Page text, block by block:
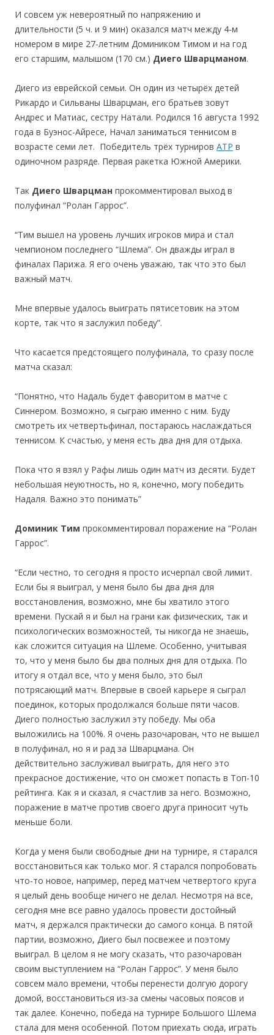
И совсем уж невероятный по напряжению и
длительности (5 ч. и 9 мин) оказался матч между 4-м
номером в мире 27-летним Домиником Тимом и на год
его старшим, малышом (170 см.) Диего Шварцманом.
Диего из еврейской семьи. Он один из четырёх детей
Рикардо и Сильваны Шварцман, его братьев зовут
Андрес и Матиас, сестру Натали. Родился 16 августа 1992
года в Буэнос-Айресе, Начал заниматься теннисом в
возрасте семи лет. Победитель трёх турниров ATP в
одиночном разряде. Первая ракетка Южной Америки.
Так Диего Шварцман прокомментировал выход в
полуфинал “Ролан Гаррос”.
“Тим вышел на уровень лучших игроков мира и стал
чемпионом последнего “Шлема”. Он дважды играл в
финалах Парижа. Я его очень уважаю, так что это был
важный матч.
Мне впервые удалось выиграть пятисетовик на этом
корте, так что я заслужил победу”.
Что касается предстоящего полуфинала, то сразу после
матча сказал:
“Понятно, что Надаль будет фаворитом в матче с
Синнером. Возможно, я сыграю именно с ним. Буду
смотреть их четвертьфинал, постараюсь наслаждаться
теннисом. К счастью, у меня есть два дня для отдыха.
Пока что я взял у Рафы лишь один матч из десяти. Будет
небольшая неуютность, но я, конечно, могу победить
Надаля. Важно это понимать”
Доминик Тим прокомментировал поражение на “Ролан
Гаррос”.
“Если честно, то сегодня я просто исчерпал свой лимит.
Если бы я выиграл, у меня было бы два дня для
восстановления, возможно, мне бы хватило этого
времени. Пускай я и был на грани как физических, так и
психологических возможностей, ты никогда не знаешь,
как сложится ситуация на Шлеме. Особенно, учитывая
то, что у меня было бы два полных дня для отдыха. По
итогу я отдал все, что у меня было, это был
потрясающий матч. Впервые в своей карьере я сыграл
поединок, которых продолжался больше пяти часов.
Диего полностью заслужил эту победу. Мы оба
выложились на 100%. Я очень разочарован, что не вышел
в полуфинал, но я и рад за Шварцмана. Он
действительно заслуживал выиграть, для него это
прекрасное достижение, что он сможет попасть в Топ-10
рейтинга. Как я и сказал, я счастлив за него. Возможно,
поражение в матче против своего друга приносит чуть
меньше боли.
Когда у меня были свободные дни на турнире, я старался
восстановиться как только мог. Я старался попробовать
что-то новое, например, перед матчем четвертого круга
я целый день вообще ничего не делал. Несмотря на все,
сегодня мне все равно удалось провести достойный
матч, я держался практически до самого конца. В пятой
партии, возможно, Диего был посвежее и поэтому
выиграл. В целом я не могу сказать, что разочарован
своим выступлением на “Ролан Гаррос”. У меня было
совсем мало времени, чтобы перенести долгую дорогу
домой, восстановиться из-за смены часовых поясов и
так далее. Конечно, победа на турнире Большого Шлема
стала для меня особенной. Потом приехать сюда, играть